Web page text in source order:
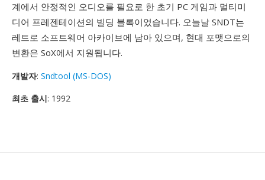
계에서 안정적인 오디오를 필요로 한 초기 PC 게임과 멀티미
디어 프레젠테이션의 빌딩 블록이었습니다. 오늘날 SNDT는
레트로 소프트웨어 아카이브에 남아 있으며, 현대 포맷으로의
변환은 SoX에서 지원됩니다.
개발자: Sndtool (MS-DOS)
최초 출시: 1992